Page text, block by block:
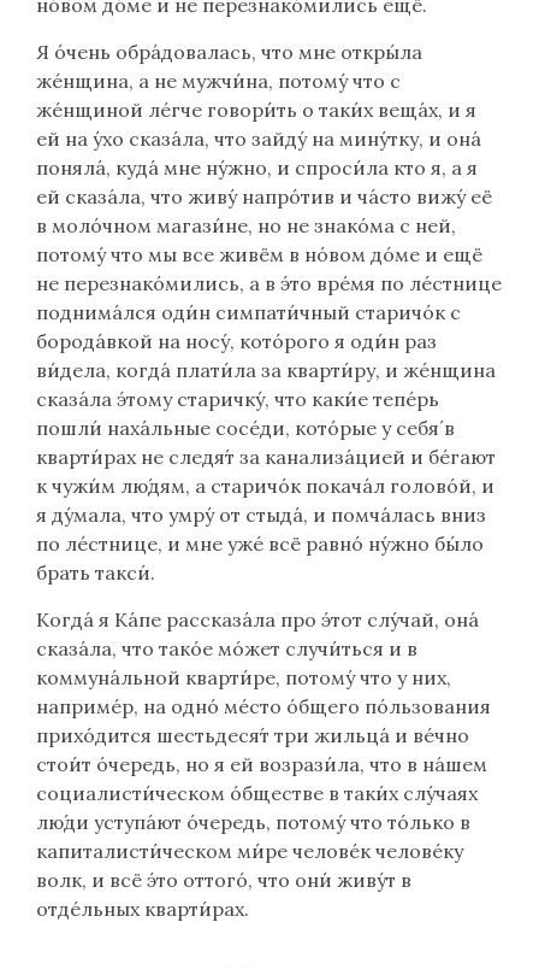
Я о́чень обра́довалась, что мне откры́ла
же́нщина, а не мужчи́на, потому́ что с
же́нщиной ле́гче говори́ть о таки́х веща́х, и я
ей на у́хо сказа́ла, что зайду́ на мину́тку, и она́
поняла́, куда́ мне ну́жно, и спроси́ла кто я, а я
ей сказа́ла, что живу́ напро́тив и ча́сто вижу́ её
в моло́чном магази́не, но не знако́ма с ней,
потому́ что мы все живём в но́вом до́ме и ещё
не перезнако́мились, а в э́то вре́мя по ле́стнице
поднима́лся оди́н симпати́чный старичо́к с
борода́вкой на носу́, кото́рого я оди́н раз
ви́дела, когда́ плати́ла за кварти́ру, и же́нщина
сказа́ла э́тому старичку́, что каки́е тепе́рь
пошли́ наха́льные сосе́ди, кото́рые у себя́ в
кварти́рах не следя́т за канализа́цией и бе́гают
к чужи́м лю́дям, а старичо́к покача́л голово́й, и
я ду́мала, что умру́ от стыда́, и помча́лась вниз
по ле́стнице, и мне уже́ всё равно́ ну́жно бы́ло
брать такси́.
Когда́ я Ка́пе рассказа́ла про э́тот слу́чай, она́
сказа́ла, что тако́е мо́жет случи́ться и в
коммуна́льной кварти́ре, потому́ что у них,
наприме́р, на одно́ ме́сто о́бщего по́льзования
прихо́дится шестьдеся́т три жильца́ и ве́чно
стои́т о́чередь, но я ей возрази́ла, что в на́шем
социалисти́ческом о́бществе в таки́х слу́чаях
лю́ди уступа́ют о́чередь, потому́ что то́лько в
капиталисти́ческом ми́ре челове́к челове́ку
волк, и всё э́то оттого́, что они́ живу́т в
отде́льных кварти́рах.